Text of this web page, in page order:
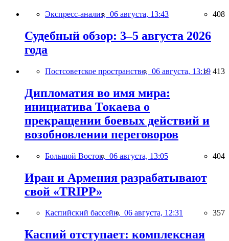
Экспресс-анализ, 06 августа, 13:43 408
Судебный обзор: 3–5 августа 2026
года
Постсоветское пространство, 06 августа, 13:19 413
Дипломатия во имя мира:
инициатива Токаева о
прекращении боевых действий и
возобновлении переговоров
Большой Восток, 06 августа, 13:05 404
Иран и Армения разрабатывают
свой «TRIPP»
Каспийский бассейн, 06 августа, 12:31 357
Каспий отступает: комплексная